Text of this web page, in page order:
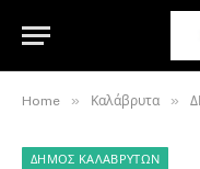
Home » Καλάβρυτα »
ΔΗΜΟΣ ΚΑΛΑΒΡΥΤΩΝ